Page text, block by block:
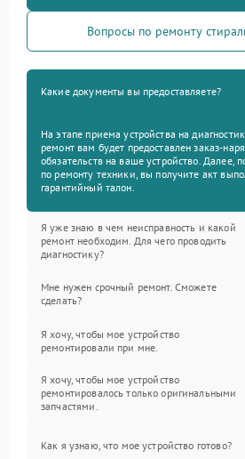
Вопросы по ремонту
Какие документы вы предоставляете?
На этапе приема устройства на
ремонт вам будет предоставлен заказ-
обязательств на ваше устройство. Далее,
по ремонту техники, вы получите акт
гарантийный талон.
Я уже знаю в чем неисправность и какой
ремонт необходим. Для чего проводить
диагностику?
Мне нужен срочный ремонт. Сможете
сделать?
Я хочу, чтобы мое устройство
ремонтировали при мне.
Я хочу, чтобы мое устройство
ремонтировалось только оригинальными
запчастями.
Как я узнаю, что мое устройство готово?